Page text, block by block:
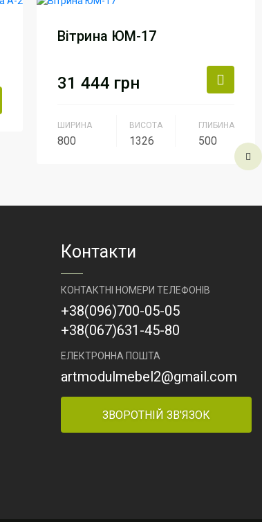
Вітрина ЮМ-17
31 444 грн
ШИРИНА
800
ВИСОТА
1326
ГЛИБИНА
500
Призначення
ювелірний
Контакти
КОНТАКТНІ НОМЕРИ ТЕЛЕФОНІВ
+38(096)700-05-05
+38(067)631-45-80
ЕЛЕКТРОННА ПОШТА
artmodulmebel2@gmail.com
ЗВОРОТНІЙ ЗВ'ЯЗОК